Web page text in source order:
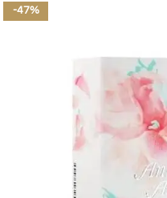
-47%